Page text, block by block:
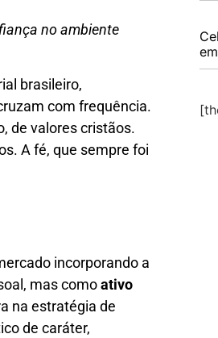
no ambiente
brasileiro,
com frequência.
de valores cristãos.
A fé, que sempre foi
incorporando a
mas comoativo
na estratégia de
de caráter,